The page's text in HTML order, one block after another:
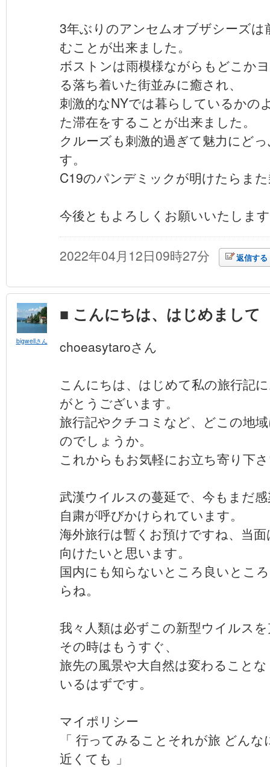
3年ぶりのアンセムオブザシーズは
むことが出来ました。
ボストンは雨模様ながらもどこか
る落ち着いた街並みに癒され、
刺激的なNYでは暮らしているかの
た滞在をすることが出来ました。
クルーズも刺激的過ぎて魅力にど
す。
C19のパンデミックが明けたらま
今後ともよろしくお願いいたしま
2022年04月12日09時27分 返信する
bigwellさん
■ こんにちは、はじめまして
choeasytaroさん
こんにちは、はじめて私の旅行記
がとうございます。
旅行記やクチコミなど、どこの地
のでしょうか。
これからもお気軽にお立ち寄り下
武漢ウイルスの蔓延で、今もまだ
自粛が呼びかけられています。
海外旅行は暫くお預けですね、当
向けたいと思います。
国内にも知らないところ良いとこ
らね。
我々人類は必ずこの新型ウイルス
その時はもうすぐ、
旅先の風景や大自然は変わること
いるはずです。
マイポリシー
「 行ってみることそれが旅 どん
近くても 」